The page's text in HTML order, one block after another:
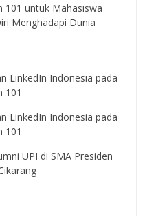
101 untuk Mahasiswa
Menghadapi Dunia
LinkedIn Indonesia pada
101
LinkedIn Indonesia pada
101
UPI di SMA Presiden